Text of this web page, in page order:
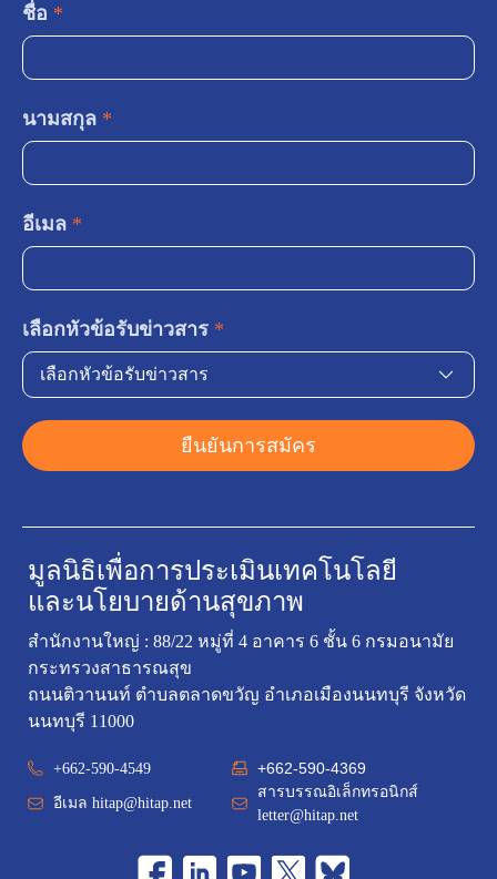
มูลนิธิเพื่อการประเมินเทคโนโลยี
และนโยบายด้านสุขภาพ
สำนักงานใหญ่ : 88/22 หมู่ที่ 4 อาคาร 6 ชั้น 6 กรมอนามัย
กระทรวงสาธารณสุข
ถนนติวานนท์ ตำบลตลาดขวัญ อำเภอเมืองนนทบุรี จังหวัด
นนทบุรี 11000
+662-590-4549 +662-590-4369
อีเมล hitap@hitap.net
สารบรรณอิเล็กทรอนิกส์
letter@hitap.net
ชื่อ *
นามสกุล *
อีเมล *
เลือกหัวข้อรับข่าวสาร *
เลือกหัวข้อรับข่าวสาร
ยืนยันการสมัคร